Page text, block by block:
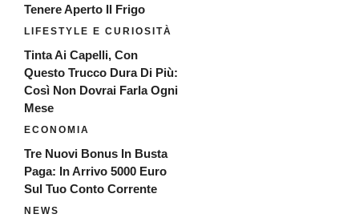
Tenere Aperto Il Frigo
LIFESTYLE E CURIOSITÀ
Tinta Ai Capelli, Con
Questo Trucco Dura Di Più:
Così Non Dovrai Farla Ogni
Mese
ECONOMIA
Tre Nuovi Bonus In Busta
Paga: In Arrivo 5000 Euro
Sul Tuo Conto Corrente
NEWS